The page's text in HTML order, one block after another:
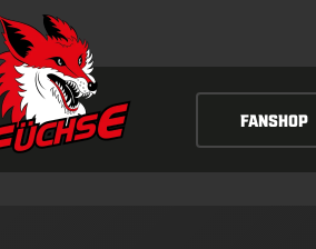
FANSHOP